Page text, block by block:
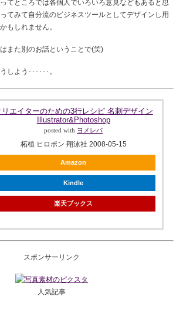
ってところでは各個人でいろいろ意見などもあると思
てみて自分流のビジネスツールとしてデザインし用
もしれません。
また別のお話ということで(笑)
しよう･･････。
リエイターのための3行レシピ 名刺デザイン
Illustrator&Photoshop
posted with ヨメレバ
柘植 ヒロポン 翔泳社 2008-05-15
Amazon
Kindle
楽天ブックス
スポンサーリンク
人気記事